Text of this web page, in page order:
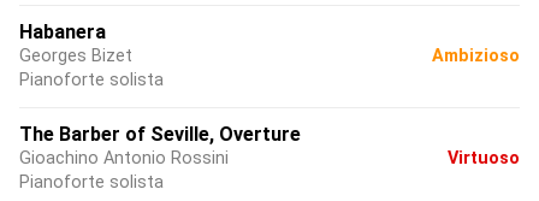
Habanera
Georges Bizet
Pianoforte solista
Ambizioso
The Barber of Seville, Overture
Gioachino Antonio Rossini
Pianoforte solista
Virtuoso